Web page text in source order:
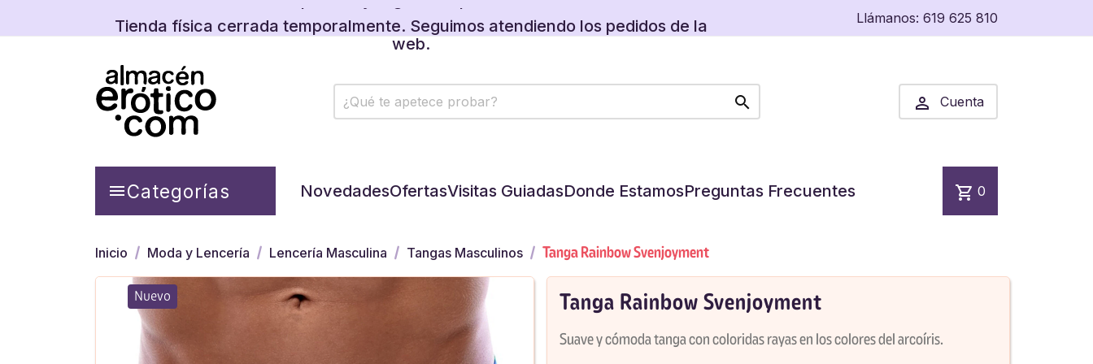
web.
Descubre las promos y regalos disponibles en tu carrito.
Tienda física cerrada temporalmente. Seguimos atendiendo los pedidos de la
web.
Descubre las promos y regalos disponibles en tu carrito.
Llámanos: 619 625 810
  Cuenta
Categorías NovedadesOfertasVisitas GuiadasDonde EstamosPreguntas Frecuentes shopping_cart 0
Inicio Moda y Lencería Lencería Masculina Tangas Masculinos Tanga Rainbow Svenjoyment
Nuevo Tanga Rainbow Svenjoyment
Suave y cómoda tanga con coloridas rayas en los colores del arcoíris.